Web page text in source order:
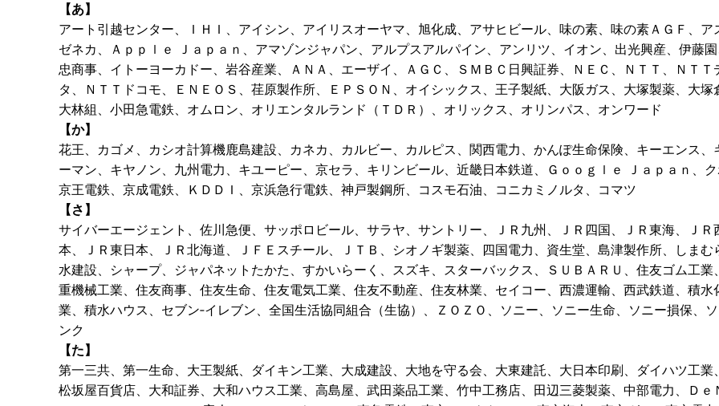
【あ】
アート引越センター、ＩＨＩ、アイシン、アイリスオーヤマ、旭化成、アサヒビール、味の素、味の素ＡＧＦ、ア
ゼネカ、Ａｐｐｌｅ Ｊａｐａｎ、アマゾンジャパン、アルプスアルパイン、アンリツ、イオン、出光興産、伊藤
忠商事、イトーヨーカドー、岩谷産業、ＡＮＡ、エーザイ、ＡＧＣ、ＳＭＢＣ日興証券、ＮＥＣ、ＮＴＴ、ＮＴＴ
タ、ＮＴＴドコモ、ＥＮＥＯＳ、荏原製作所、ＥＰＳＯＮ、オイシックス、王子製紙、大阪ガス、大塚製薬、大塚
大林組、小田急電鉄、オムロン、オリエンタルランド（ＴＤＲ）、オリックス、オリンパス、オンワード
【か】
花王、カゴメ、カシオ計算機鹿島建設、カネカ、カルビー、カルピス、関西電力、かんぽ生命保険、キーエンス、
ーマン、キヤノン、九州電力、キユーピー、京セラ、キリンビール、近畿日本鉄道、Ｇｏｏｇｌｅ Ｊａｐａｎ、ク
京王電鉄、京成電鉄、ＫＤＤＩ、京浜急行電鉄、神戸製鋼所、コスモ石油、コニカミノルタ、コマツ
【さ】
サイバーエージェント、佐川急便、サッポロビール、サラヤ、サントリー、ＪＲ九州、ＪＲ四国、ＪＲ東海、ＪＲ
本、ＪＲ東日本、ＪＲ北海道、ＪＦＥスチール、ＪＴＢ、シオノギ製薬、四国電力、資生堂、島津製作所、しまむ
水建設、シャープ、ジャパネットたかた、すかいらーく、スズキ、スターバックス、ＳＵＢＡＲＵ、住友ゴム工業
重機械工業、住友商事、住友生命、住友電気工業、住友不動産、住友林業、セイコー、西濃運輸、西武鉄道、積水
業、積水ハウス、セブン‐イレブン、全国生活協同組合（生協）、ＺＯＺＯ、ソニー、ソニー生命、ソニー損保、
ンク
【た】
第一三共、第一生命、大王製紙、ダイキン工業、大成建設、大地を守る会、大東建託、大日本印刷、ダイハツ工業
松坂屋百貨店、大和証券、大和ハウス工業、高島屋、武田薬品工業、竹中工務店、田辺三菱製薬、中部電力、Ｄｅ